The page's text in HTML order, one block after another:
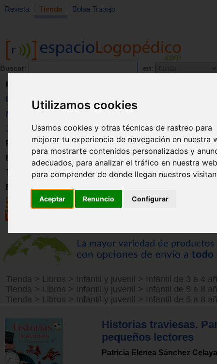
Utilizamos cookies
Usamos cookies y otras técnicas de rastreo para
mejorar tu experiencia de navegación en nuestra
para mostrarte contenidos personalizados y
adecuados, para analizar el tráfico en nuestra
para comprender de donde llegan nuestros
Aceptar Renuncio Configurar
Revista Tienda Bolsa Trabajo
Buscar: en:
Revista
Libros
Material
Juguetes
Formación
Directorio
Trabajo
Registro
Tienda > Libros > Infantil y juvenil > Infantil de 3 a 4
Tienda > Libros > Infantil y juvenil > Infantil de 5 a 8
Tienda > Libros > Infantil y juvenil > Infantil de 5 a 8
Historias traviesas.
pequeños lectores
Patricia Elenea Sánchez Celaya